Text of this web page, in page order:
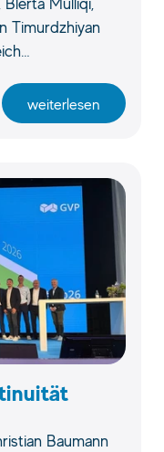
Timurdzhiyan
weiterlesen
Baumann